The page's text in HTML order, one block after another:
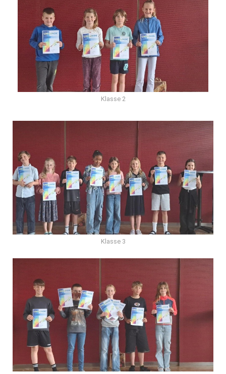
Klasse 2
Klasse 3